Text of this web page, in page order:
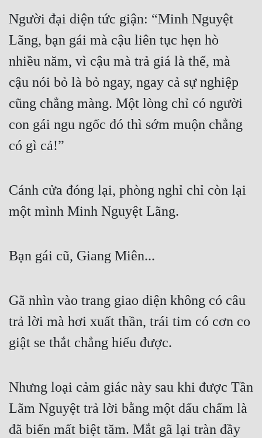
Làm Giàu
Lịch Sử
Mưu Mô
Mạt Thế
Mỹ Thực
Ngôn Tình
Nữ Phụ
Phương Tây
Quan Trường
Quân Sự
Sảng Văn
Sủng
Thanh Xuân
Người đại diện tức giận: “Minh Nguyệt
Lãng, bạn gái mà cậu liên tục hẹn hò
nhiều năm, vì cậu mà trả giá là thế, mà
cậu nói bỏ là bỏ ngay, ngay cả sự nghiệp
cũng chẳng màng. Một lòng chỉ có người
con gái ngu ngốc đó thì sớm muộn chẳng
có gì cả!”
Cánh cửa đóng lại, phòng nghỉ chỉ còn lại
một mình Minh Nguyệt Lãng.
Bạn gái cũ, Giang Miên...
Gã nhìn vào trang giao diện không có câu
trả lời mà hơi xuất thần, trái tim có cơn co
giật se thắt chẳng hiểu được.
Nhưng loại cảm giác này sau khi được Tần
Lãm Nguyệt trả lời bằng một dấu chấm là
đã biến mất biệt tăm. Mắt gã lại tràn đầy